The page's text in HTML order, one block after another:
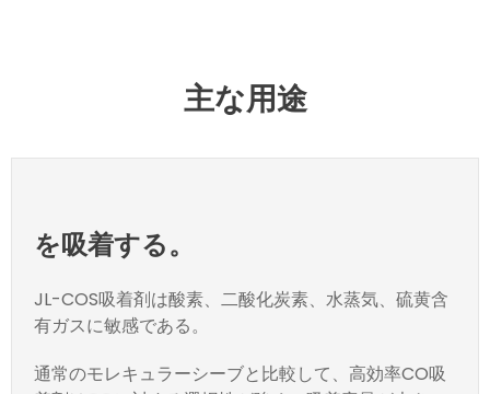
主な用途
を吸着する。
JL-COS吸着剤は酸素、二酸化炭素、水蒸気、硫黄含
有ガスに敏感である。
通常のモレキュラーシーブと比較して、高効率CO吸